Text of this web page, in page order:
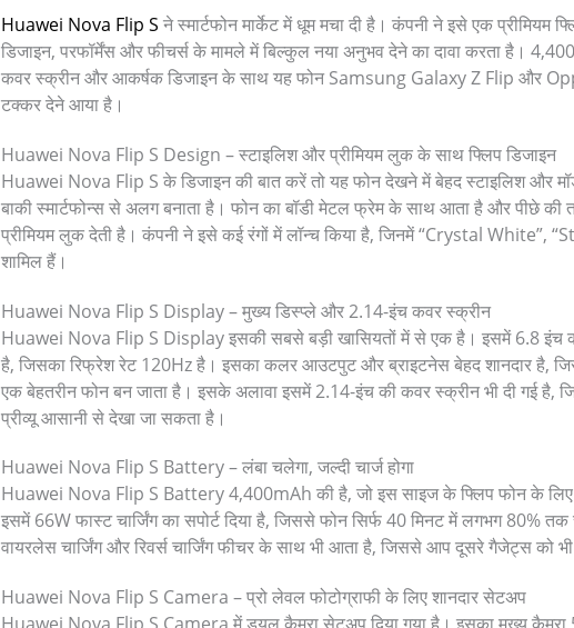
Huawei Nova Flip S ने स्मार्टफोन मार्केट में धूम मचा दी है। कंपनी ने इसे एक प्रीमियम
डिजाइन, परफॉर्मेंस और फीचर्स के मामले में बिल्कुल नया अनुभव देने का दावा करता है।
कवर स्क्रीन और आकर्षक डिजाइन के साथ यह फोन Samsung Galaxy Z Flip और
टक्कर देने आया है।
Huawei Nova Flip S Design – स्टाइलिश और प्रीमियम लुक के साथ फ्लिप डिजाइन
Huawei Nova Flip S के डिजाइन की बात करें तो यह फोन देखने में बेहद स्टाइलिश और
बाकी स्मार्टफोन्स से अलग बनाता है। फोन का बॉडी मेटल फ्रेम के साथ आता है और पीछे की
प्रीमियम लुक देती है। कंपनी ने इसे कई रंगों में लॉन्च किया है, जिनमें “Crystal White”,
शामिल हैं।
Huawei Nova Flip S Display – मुख्य डिस्प्ले और 2.14-इंच कवर स्क्रीन
Huawei Nova Flip S Display इसकी सबसे बड़ी खासियतों में से एक है। इसमें 6.8 इंच
है, जिसका रिफ्रेश रेट 120Hz है। इसका कलर आउटपुट और ब्राइटनेस बेहद शानदार है,
एक बेहतरीन फोन बन जाता है। इसके अलावा इसमें 2.14-इंच की कवर स्क्रीन भी दी गई है,
प्रीव्यू आसानी से देखा जा सकता है।
Huawei Nova Flip S Battery – लंबा चलेगा, जल्दी चार्ज होगा
Huawei Nova Flip S Battery 4,400mAh की है, जो इस साइज के फ्लिप फोन के लिए
इसमें 66W फास्ट चार्जिंग का सपोर्ट दिया है, जिससे फोन सिर्फ 40 मिनट में लगभग 80%
वायरलेस चार्जिंग और रिवर्स चार्जिंग फीचर के साथ भी आता है, जिससे आप दूसरे गैजेट्स को
Huawei Nova Flip S Camera – प्रो लेवल फोटोग्राफी के लिए शानदार सेटअप